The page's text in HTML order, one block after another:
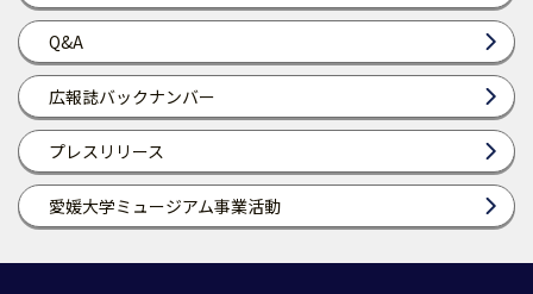
Q&A
広報誌バックナンバー
プレスリリース
愛媛大学ミュージアム事業活動